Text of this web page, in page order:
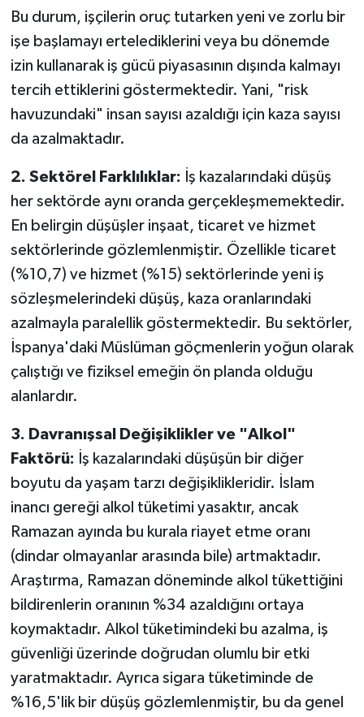
Bu durum, işçilerin oruç tutarken yeni ve zorlu bir
işe başlamayı ertelediklerini veya bu dönemde
izin kullanarak iş gücü piyasasının dışında kalmayı
tercih ettiklerini göstermektedir. Yani, "risk
havuzundaki" insan sayısı azaldığı için kaza sayısı
da azalmaktadır.
2. Sektörel Farklılıklar: İş kazalarındaki düşüş
her sektörde aynı oranda gerçekleşmemektedir.
En belirgin düşüşler inşaat, ticaret ve hizmet
sektörlerinde gözlemlenmiştir. Özellikle ticaret
(%10,7) ve hizmet (%15) sektörlerinde yeni iş
sözleşmelerindeki düşüş, kaza oranlarındaki
azalmayla paralellik göstermektedir. Bu sektörler,
İspanya'daki Müslüman göçmenlerin yoğun olarak
çalıştığı ve fiziksel emeğin ön planda olduğu
alanlardır.
3. Davranışsal Değişiklikler ve "Alkol"
Faktörü: İş kazalarındaki düşüşün bir diğer
boyutu da yaşam tarzı değişiklikleridir. İslam
inancı gereği alkol tüketimi yasaktır, ancak
Ramazan ayında bu kurala riayet etme oranı
(dindar olmayanlar arasında bile) artmaktadır.
Araştırma, Ramazan döneminde alkol tükettiğini
bildirenlerin oranının %34 azaldığını ortaya
koymaktadır. Alkol tüketimindeki bu azalma, iş
güvenliği üzerinde doğrudan olumlu bir etki
yaratmaktadır. Ayrıca sigara tüketiminde de
%16,5'lik bir düşüş gözlemlenmiştir, bu da genel